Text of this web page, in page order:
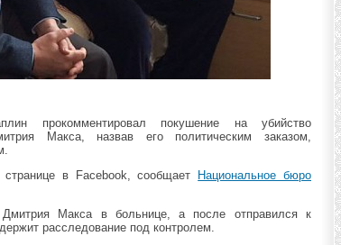
прокомментировал покушение на убийство
Макса, назвав его политическим заказом,
в Facebook, сообщает
Национальное бюро
Макса в больнице, а после отправился к
расследование под контролем.